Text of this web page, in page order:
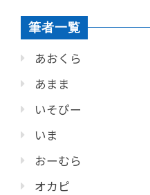
筆者一覧
あおくら
あまま
いそぴー
いま
おーむら
オカピ